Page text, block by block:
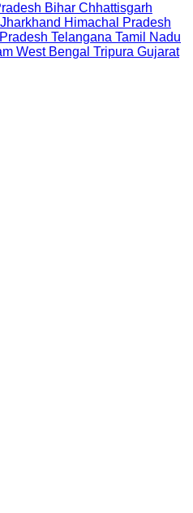
Bihar Chhattisgarh
Jharkhand Himachal Pradesh
Telangana Tamil Nadu
West Bengal Tripura Gujarat